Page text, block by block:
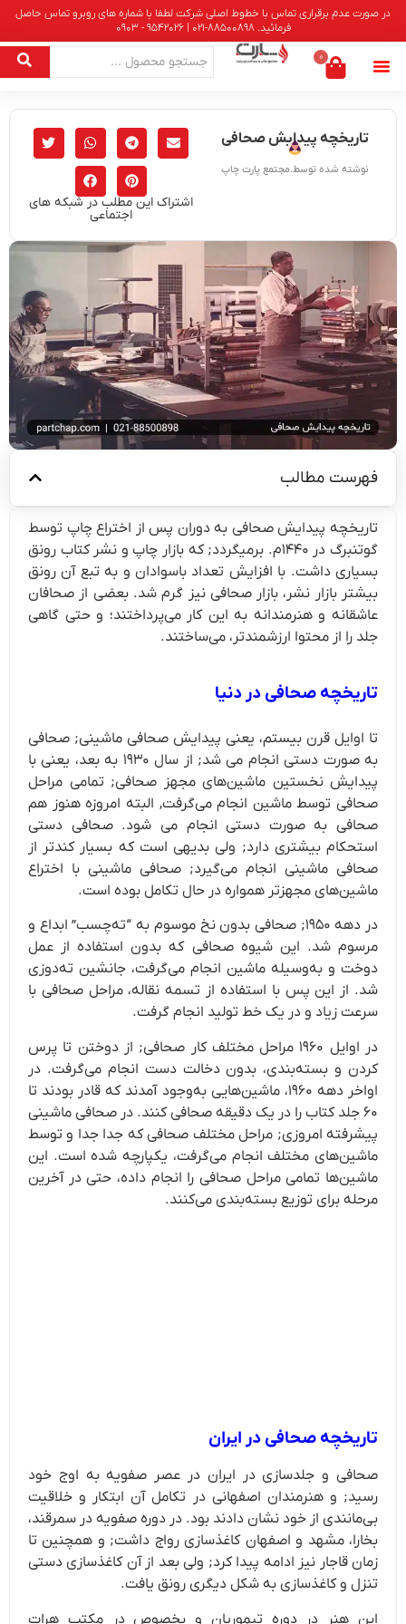
در صورت عدم برقراری تماس با خطوط اصلی شرکت لطفا با شماره های روبرو تماس حاصل
فرمائید. 88500898-021 | 9542026 - 0903
0
تاریخچه پیدایش صحافی
نوشته شده توسط.مجتمع پارت چاپ
اشتراک این مطلب در شبکه های
اجتماعی
فهرست مطالب
تاریخچه پیدایش صحافی به دوران پس از اختراع چاپ توسط
گوتنبرگ در ۱۴۴۰م. برمیگردد; که بازار چاپ و نشر کتاب رونق
بسیاری داشت. با افزایش تعداد باسوادان و به تبع آن رونق
بیشتر بازار نشر، بازار صحافی نیز گرم شد. بعضی از صحافان
عاشقانه و هنرمندانه به این کار می‌پرداختند؛ و حتی گاهی
جلد را از محتوا ارزشمندتر، می‌ساختند.
تاریخچه صحافی در دنیا
تا اوایل قرن بیستم، یعنی پیدایش صحافی ماشینی; صحافی
به صورت دستی انجام می شد; از سال ۱۹۳۰ به‌ بعد، یعنی با
پیدایش نخستین ماشین‌های مجهز صحافی; تمامی مراحل
صحافی توسط ماشین انجام می‌گرفت, البته امروزه هنوز هم
صحافی به صورت دستی انجام می شود. صحافی دستی
استحکام بیشتری دارد; ولی بدیهی است که بسیار کندتر از
صحافی ماشینی انجام می‌گیرد; صحافی ماشینی با اختراع
ماشین‌های مجهزتر همواره در حال تکامل بوده است.
در دهه ۱۹۵۰; صحافی بدون نخ موسوم به “ته‌چسب” ابداع و
مرسوم شد. این شیوه صحافی که بدون استفاده از عمل
دوخت و به‌وسیله ماشین انجام می‌گرفت، جانشین ته‌دوزی
شد. از این پس با استفاده از تسمه نقاله، مراحل صحافی با
سرعت زیاد و در یک خط تولید انجام گرفت.
در اوایل ۱۹۶۰ مراحل مختلف کار صحافی; از دوختن تا پرس
کردن و بسته‌بندی، بدون دخالت دست انجام می‌گرفت. در
اواخر دهه ۱۹۶۰، ماشین‌هایی به‌وجود آمدند که قادر بودند تا
۶۰ جلد کتاب را در یک دقیقه صحافی کنند. در صحافی ماشینی
پیشرفته امروزی; مراحل مختلف صحافی که جدا جدا و توسط
ماشین‌های مختلف انجام می‌گرفت، یکپارچه شده است. این
ماشین‌ها تمامی مراحل صحافی را انجام داده، حتی در آخرین
مرحله برای توزیع بسته‌بندی می‌کنند.
تاریخچه صحافی در ایران
صحافی و جلدسازی در ایران در عصر صفویه به اوج خود
رسید; و هنرمندان اصفهانی در تکامل آن ابتکار و خلاقیت
بی‌مانندی از خود نشان دادند بود. در دوره صفویه در سمرقند،
بخارا، مشهد و اصفهان کاغذسازی رواج داشت; و همچنین تا
زمان قاجار نیز ادامه پیدا کرد; ولی بعد از آن کاغذسازی دستی
تنزل و کاغذسازی به شکل دیگری رونق یافت.
این هنر در دوره تیموریان و بخصوص در مکتب هرات